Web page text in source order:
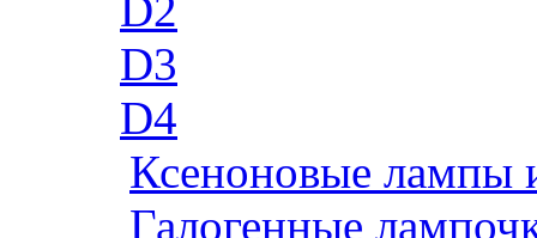
D3
D4
Ксеноновые лампы
Галогенные